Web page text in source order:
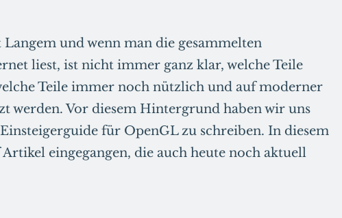
und wenn man die gesammelten
liest, ist nicht immer ganz klar, welche Teile
Teile immer noch nützlich und auf moderner
werden. Vor diesem Hintergrund haben wir uns
für OpenGL zu schreiben. In diesem
eingegangen, die auch heute noch aktuell